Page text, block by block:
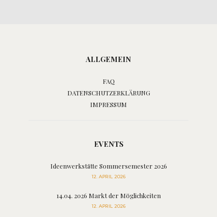
ALLGEMEIN
FAQ
DATENSCHUTZERKLÄRUNG
IMPRESSUM
EVENTS
Ideenwerkstätte Sommersemester 2026
12. APRIL 2026
14.04. 2026 Markt der Möglichkeiten
12. APRIL 2026